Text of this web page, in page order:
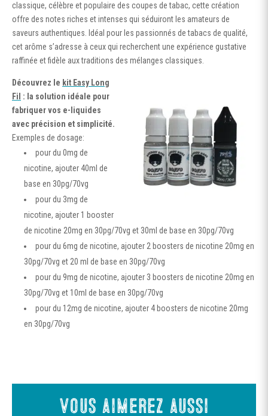
classique, célèbre et populaire des coupes de tabac, cette création
offre des notes riches et intenses qui séduiront les amateurs de
saveurs authentiques. Idéal pour les passionnés de tabacs de qualité,
cet arôme s’adresse à ceux qui recherchent une expérience gustative
raffinée et fidèle aux traditions des mélanges classiques.
Découvrez le kit Easy Long
Fil : la solution idéale pour
fabriquer vos e-liquides
avec précision et simplicité.
Exemples de dosage:
pour du 0mg de
nicotine, ajouter 40ml de
base en 30pg/70vg
pour du 3mg de
nicotine, ajouter 1 booster
de nicotine 20mg en 30pg/70vg et 30ml de base en 30pg/70vg
pour du 6mg de nicotine, ajouter 2 boosters de nicotine 20mg en
30pg/70vg et 20 ml de base en 30pg/70vg
pour du 9mg de nicotine, ajouter 3 boosters de nicotine 20mg en
30pg/70vg et 10ml de base en 30pg/70vg
pour du 12mg de nicotine, ajouter 4 boosters de nicotine 20mg
en 30pg/70vg
Vous aimerez aussi